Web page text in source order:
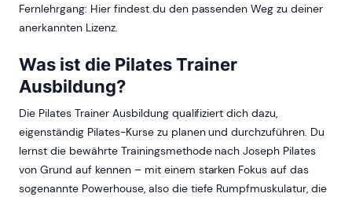
Fernlehrgang: Hier findest du den passenden Weg zu deiner
anerkannten Lizenz.
Was ist die Pilates Trainer
Ausbildung?
Die Pilates Trainer Ausbildung qualifiziert dich dazu,
eigenständig Pilates-Kurse zu planen und durchzuführen. Du
lernst die bewährte Trainingsmethode nach Joseph Pilates
von Grund auf kennen – mit einem starken Fokus auf das
sogenannte Powerhouse, also die tiefe Rumpfmuskulatur, die